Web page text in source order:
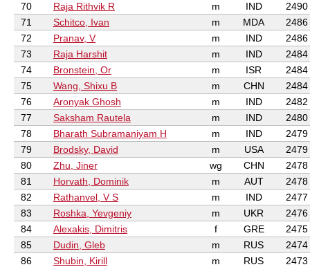
70
Raja Rithvik R m IND
2490
71
Schitco, Ivan m MDA
2486
72
Pranav, V m IND
2486
73
Raja Harshit m IND
2484
74
Bronstein, Or m ISR
2484
75
Wang, Shixu B m CHN
2484
76
Aronyak Ghosh m IND
2482
77
Saksham Rautela m IND
2480
78
Bharath Subramaniyam H m IND
2479
79
Brodsky, David m USA
2479
80
Zhu, Jiner wg CHN
2478
81
Horvath, Dominik m AUT
2478
82
Rathanvel, V S m IND
2477
83
Roshka, Yevgeniy m UKR
2476
84
Alexakis, Dimitris f GRE
2475
85
Dudin, Gleb m RUS
2474
86
Shubin, Kirill m RUS
2473